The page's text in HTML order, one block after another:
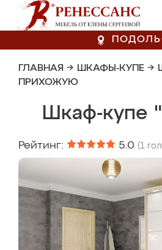
ГЛАВНАЯ → ШКАФЫ-КУПЕ →
ПРИХОЖУЮ
Шкаф-купе
Рейтинг: 5.0 (1